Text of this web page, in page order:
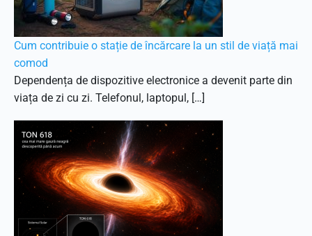
Cum contribuie o stație de încărcare la un stil de viață mai
comod
Dependența de dispozitive electronice a devenit parte din
viața de zi cu zi. Telefonul, laptopul, […]